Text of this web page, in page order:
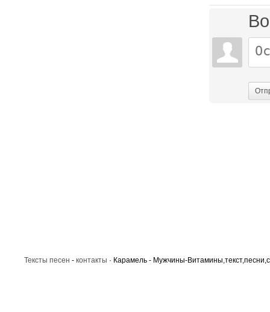
Тексты песен - контакты · Карамель - Мужчины-